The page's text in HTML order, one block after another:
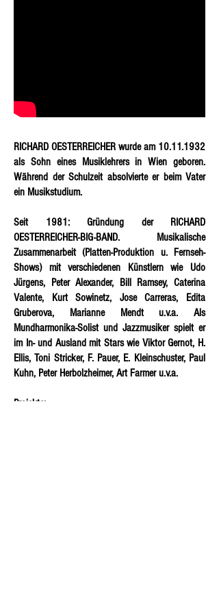
RICHARD OESTERREICHER wurde am 10.11.1932
als Sohn eines Musiklehrers in Wien geboren.
Während der Schulzeit absolvierte er beim Vater
ein Musikstudium.
Seit 1981: Gründung der RICHARD
OESTERREICHER-BIG-BAND. Musikalische
Zusammenarbeit (Platten-Produktion u. Fernseh-
Shows) mit verschiedenen Künstlern wie Udo
Jürgens, Peter Alexander, Bill Ramsey, Caterina
Valente, Kurt Sowinetz, Jose Carreras, Edita
Gruberova, Marianne Mendt u.v.a. Als
Mundharmonika-Solist und Jazzmusiker spielt er
im In- und Ausland mit Stars wie Viktor Gernot, H.
Ellis, Toni Stricker, F. Pauer, E. Kleinschuster, Paul
Kuhn, Peter Herbolzheimer, Art Farmer u.v.a.
Projekte: